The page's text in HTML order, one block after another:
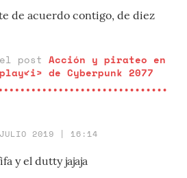
de acuerdo contigo, de diez
el post Acción y pirateo en
i> de Cyberpunk 2077
2019 | 16:14
y el dutty jajaja